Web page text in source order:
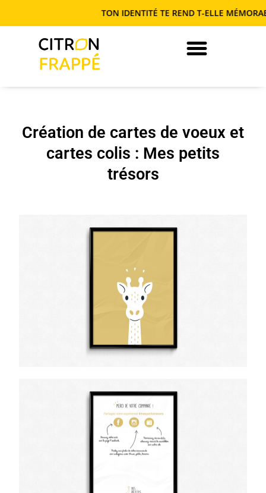
TON IDENTITÉ TE REND T-ELLE
Création de cartes de voeux et
cartes colis : Mes petits
trésors